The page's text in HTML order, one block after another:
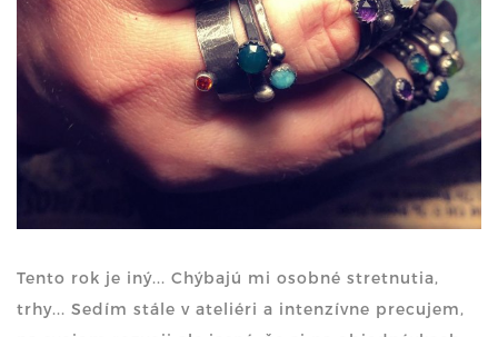
Tento rok je iný... Chýbajú mi osobné stretnutia,
trhy... Sedím stále v ateliéri a intenzívne precujem,